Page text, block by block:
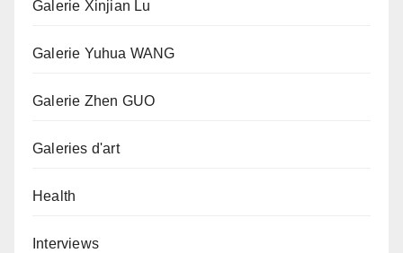
Galerie Xinjian Lu
Galerie Yuhua WANG
Galerie Zhen GUO
Galeries d'art
Health
Interviews